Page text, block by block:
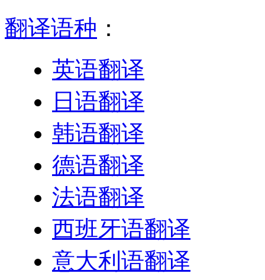
翻译语种 ：
英语翻译
日语翻译
韩语翻译
德语翻译
法语翻译
西班牙语翻译
意大利语翻译